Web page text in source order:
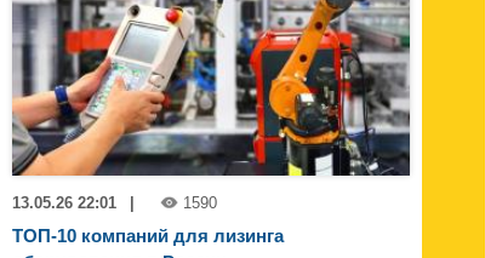
13.05.26 22:01 1590
ТОП-10 компаний для лизинга